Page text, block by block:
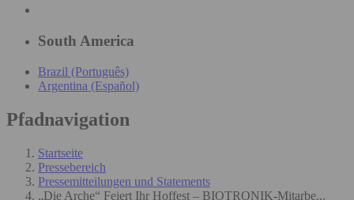
South America
Brazil (Português)
Argentina (Español)
Pfadnavigation
Startseite
Pressebereich
Pressemitteilungen und Statements
„Die Arche“ Feiert Ihr Hoffest – BIOTRONIK-Mitarbe...